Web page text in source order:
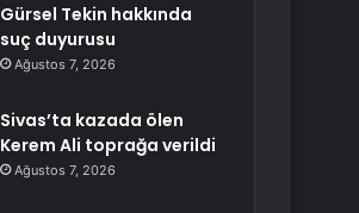
Gürsel Tekin hakkında
suç duyurusu
Ağustos 7, 2026
Sivas’ta kazada ölen
Kerem Ali toprağa verildi
Ağustos 7, 2026